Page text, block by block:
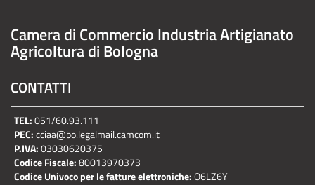
Camera di Commercio Industria Artigianato
Agricoltura di Bologna
CONTATTI
TEL:051/60.93.111
PEC:cciaa@bo.legalmail.camcom.it
P.IVA:03030620375
Codice Fiscale:80013970373
Codice Univoco per le fatture elettroniche:O6LZ6Y